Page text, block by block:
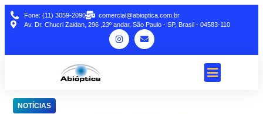
Fone: (11) 3059-2090
comercial@abioptica.com.br
Av. Dr. Chucri Zaidan, 296 ,23º andar, São Paulo - SP, Brasil - 04583-110
NOTÍCIAS